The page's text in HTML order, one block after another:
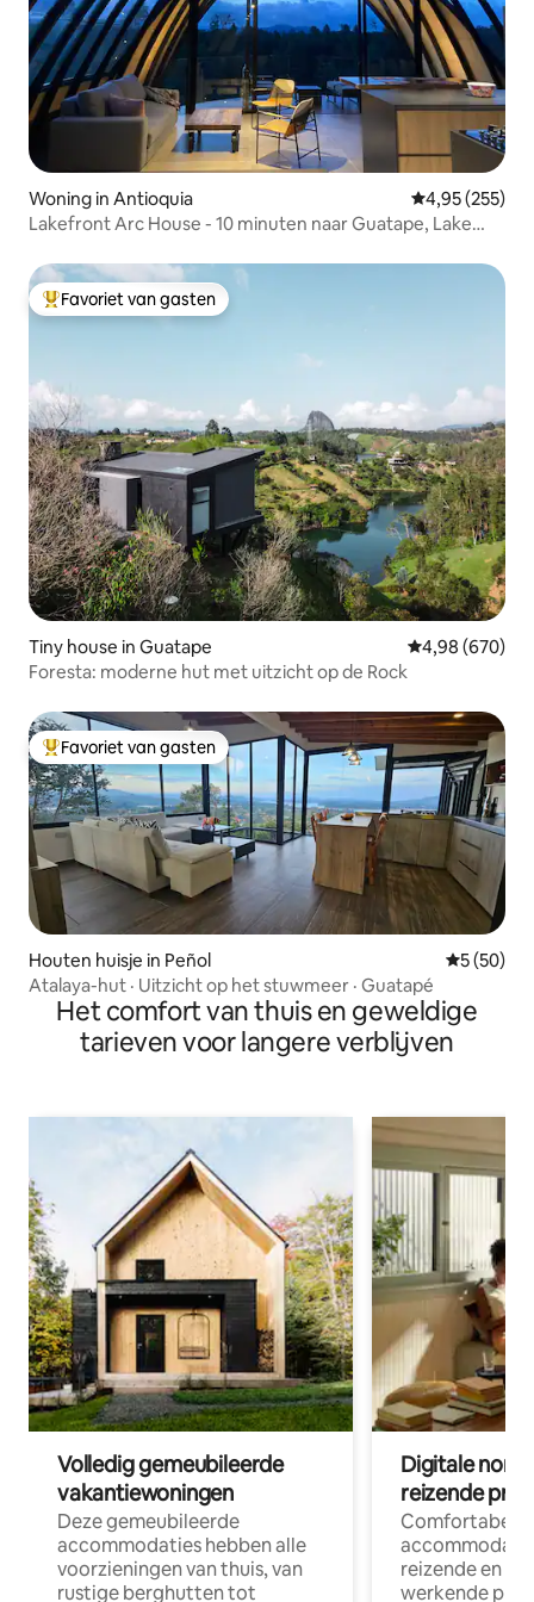
Woning in Antioquia Gemiddelde
4,95 (255)
Lakefront Arc House - 10 minuten naar Guatape, Lake
Topfavoriet van gasten
Favoriet van gasten
Tiny house in Guatape Gemiddelde
4,98 (670)
Foresta: moderne hut met uitzicht op de Rock
Topfavoriet van gasten
Favoriet van gasten
Houten huisje in Peñol
5 (50)
Atalaya-hut · Uitzicht op het stuwmeer · Guatapé
Het comfort van thuis en geweldige
tarieven voor langere verblijven
Volledig gemeubileerde
vakantiewoningen
Deze gemeubileerde
accommodaties hebben alle
voorzieningen van thuis, van
rustige berghutten tot
Digitale
reizende
Comfortabele
reizende en
werkende